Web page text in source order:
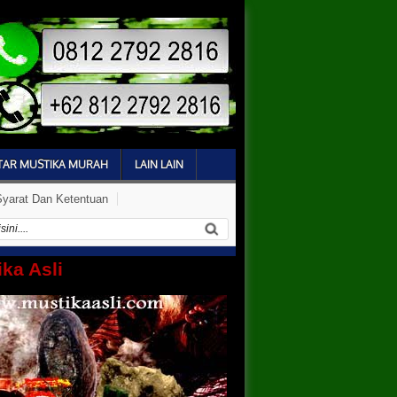
MUSTIKA MURAH LAIN LAIN
Dan Ketentuan
Asli